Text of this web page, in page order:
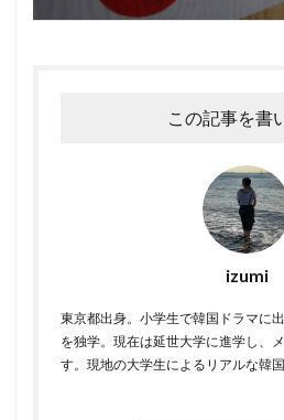
この記事を書
izumi
東京都出身。小学生で韓国ドラマに
を独学。現在は延世大学に進学し、
す。現地の大学生によるリアルな韓